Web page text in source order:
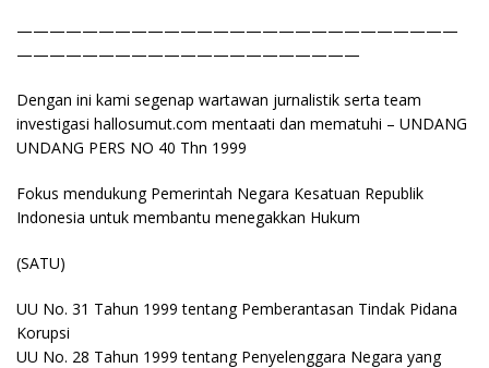
———————————————————————————
—————————————————————
Dengan ini kami segenap wartawan jurnalistik serta team
investigasi hallosumut.com mentaati dan mematuhi – UNDANG
UNDANG PERS NO 40 Thn 1999
Fokus mendukung Pemerintah Negara Kesatuan Republik
Indonesia untuk membantu menegakkan Hukum
(SATU)
UU No. 31 Tahun 1999 tentang Pemberantasan Tindak Pidana
Korupsi
UU No. 28 Tahun 1999 tentang Penyelenggara Negara yang